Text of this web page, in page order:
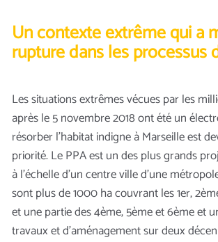
Un contexte extrême qui a
rupture dans les processus
Les situations extrêmes vécues par les
après le 5 novembre 2018 ont été un
résorber l’habitat indigne à Marseille est
priorité. Le PPA est un des plus grands
à l’échelle d’un centre ville d’une
sont plus de 1000 ha couvrant les 1er,
et une partie des 4ème, 5ème et 6ème et
travaux et d’aménagement sur deux